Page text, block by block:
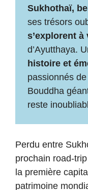
Sukhothaï,
ses trésors
s’explorent à
d’Ayutthaya.
histoire et
passionnés
Bouddha
reste
Perdu entre
prochain road-
la première
patrimoine